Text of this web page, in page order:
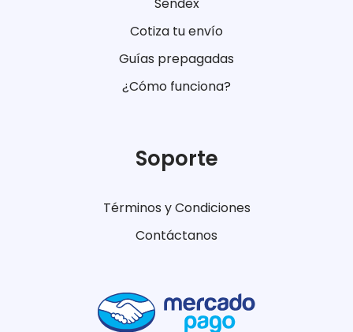
Cotiza tu envío
Guías prepagadas
¿Cómo funciona?
Soporte
Términos y Condiciones
Contáctanos